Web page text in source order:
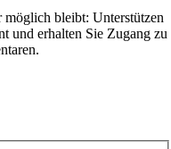
bleibt: Unterstützen
und erhalten Sie Zugang zu